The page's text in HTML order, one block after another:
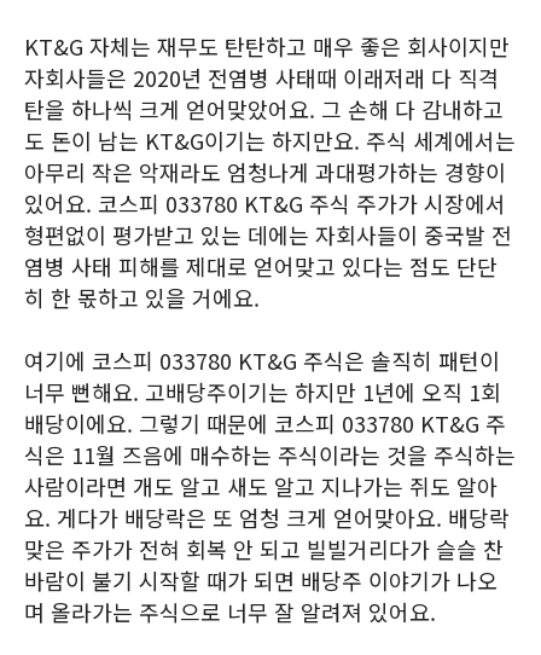
KT&G 자체는 재무도 탄탄하고 매우 좋은 회사이지만
자회사들은 2020년 전염병 사태때 이래저래 다 직격
탄을 하나씩 크게 얻어맞았어요. 그 손해 다 감내하고
도 돈이 남는 KT&G이기는 하지만요. 주식 세계에서는
아무리 작은 악재라도 엄청나게 과대평가하는 경향이
있어요. 코스피 033780 KT&G 주식 주가가 시장에서
형편없이 평가받고 있는 데에는 자회사들이 중국발 전
염병 사태 피해를 제대로 얻어맞고 있다는 점도 단단
히 한 몫하고 있을 거에요.
여기에 코스피 033780 KT&G 주식은 솔직히 패턴이
너무 뻔해요. 고배당주이기는 하지만 1년에 오직 1회
배당이에요. 그렇기 때문에 코스피 033780 KT&G 주
식은 11월 즈음에 매수하는 주식이라는 것을 주식하는
사람이라면 개도 알고 새도 알고 지나가는 쥐도 알아
요. 게다가 배당락은 또 엄청 크게 얻어맞아요. 배당락
맞은 주가가 전혀 회복 안 되고 빌빌거리다가 슬슬 찬
바람이 불기 시작할 때가 되면 배당주 이야기가 나오
며 올라가는 주식으로 너무 잘 알려져 있어요.